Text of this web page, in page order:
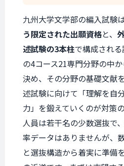
九州大学文学部の編入試験は
う限定された出願資格と、
述試験の3本柱で構成され
の4コース21専門分野の中
決め、その分野の基礎文献
述試験に向けて「理解を自
力」を鍛えていくのが対策
人員は若干名の少数選抜で
率データはありませんが、
と選抜構造から着実に準備